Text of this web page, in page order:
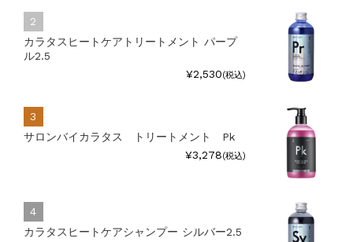
カラタスヒートケアトリートメント パープ
ル2.5
¥2,530(税込)
サロンバイカラタス トリートメント Pk
¥3,278(税込)
カラタスヒートケアシャンプー シルバー2.5